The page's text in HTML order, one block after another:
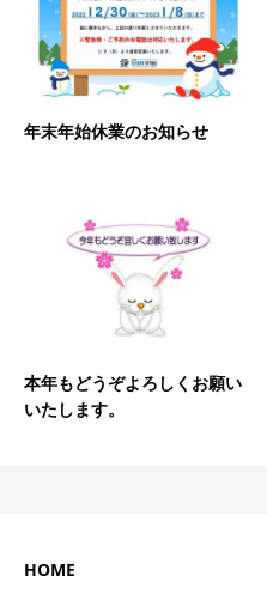
年末年始休業のお知らせ
本年もどうぞよろしくお願い
いたします。
HOME